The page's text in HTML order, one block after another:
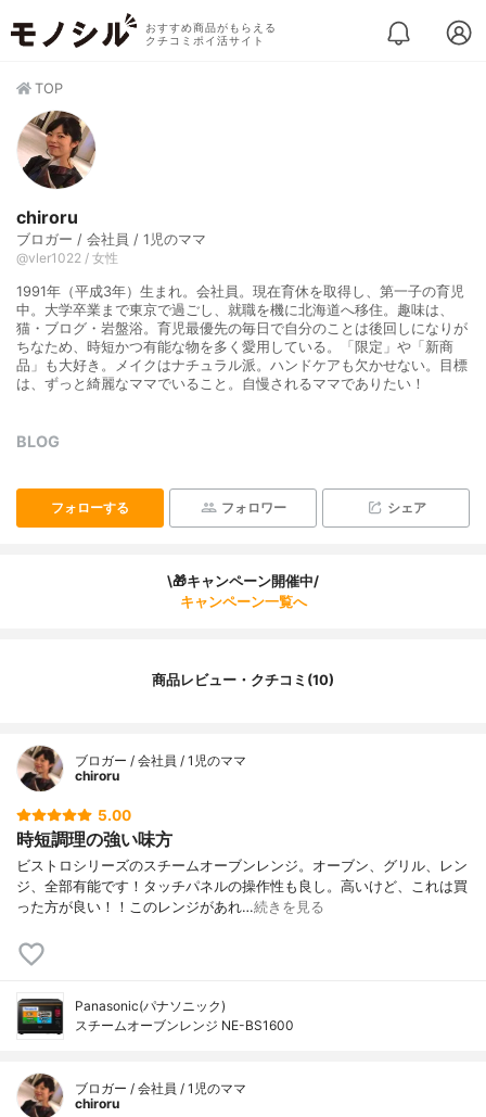
おすすめ商品がもらえる
クチコミポイ活サイト
TOP
chiroru
ブロガー / 会社員 / 1児のママ
@vler1022 / 女性
1991年（平成3年）生まれ。会社員。現在育休を取得し、第一子の育児
中。大学卒業まで東京で過ごし、就職を機に北海道へ移住。趣味は、
猫・ブログ・岩盤浴。育児最優先の毎日で自分のことは後回しになりが
ちなため、時短かつ有能な物を多く愛用している。「限定」や「新商
品」も大好き。メイクはナチュラル派。ハンドケアも欠かせない。目標
は、ずっと綺麗なママでいること。自慢されるママでありたい！
BLOG
フォローする フォロワー シェア
\🎁キャンペーン開催中/
キャンペーン一覧へ
商品レビュー・クチコミ(10)
ブロガー / 会社員 / 1児のママ
chiroru
5.00
時短調理の強い味方
ビストロシリーズのスチームオーブンレンジ。オーブン、グリル、レン
ジ、全部有能です！タッチパネルの操作性も良し。高いけど、これは買
った方が良い！！このレンジがあれ…続きを見る
Panasonic(パナソニック)
スチームオーブンレンジ NE-BS1600
ブロガー / 会社員 / 1児のママ
chiroru